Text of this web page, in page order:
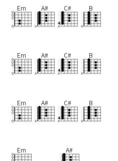
Em A# C# B
Em A# C# B
Em A# C# B
Em A#